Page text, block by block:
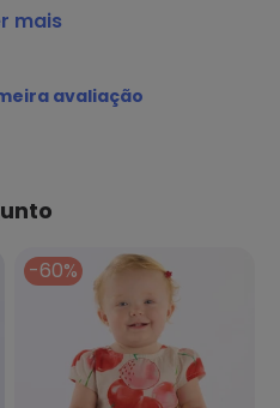
para Bebê Menina Bege
LTDA / CNPJ
produto: *LAVAGEM A MÃO.
40°C. LAVAR
*NÃO SECAR EM TAMBOR
*TEMPERATURA MAX
VAPOR.
mais
avaliação
-60%